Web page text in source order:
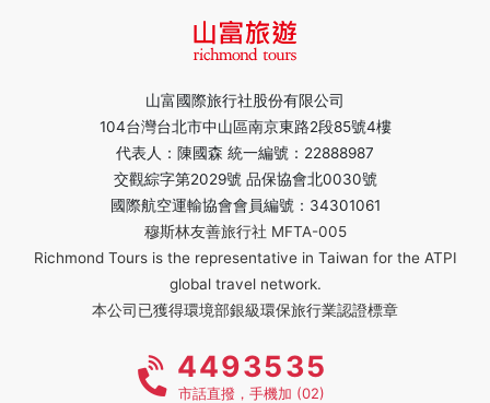
山富國際旅行社股份有限公司
104台灣台北市中山區南京東路2段85號4樓
代表人：陳國森 統一編號：22888987
交觀綜字第2029號 品保協會北0030號
國際航空運輸協會會員編號：34301061
穆斯林友善旅行社 MFTA-005
Richmond Tours is the representative in Taiwan for the ATPI
global travel network.
本公司已獲得環境部銀級環保旅行業認證標章
4493535
市話直撥，手機加 (02)